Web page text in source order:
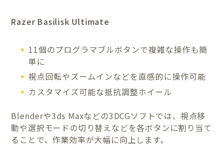
Razer Basilisk Ultimate
11個のプログラマブルボタンで複雑な操作も簡
単に
視点回転やズームインなどを直感的に操作可能
カスタマイズ可能な抵抗調整ホイール
Blenderや3ds Maxなどの3DCGソフトでは、視点移
動や選択モードの切り替えなどを各ボタンに割り当て
ることで、作業効率が大幅に向上します。